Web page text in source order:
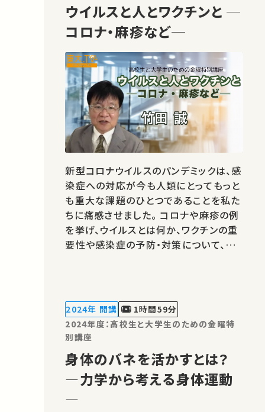
ウイルスと人とワクチンと ─
コロナ・麻疹など─
新型コロナウイルスのパンデミックは、感
染症への対応が今も人類にとってもっと
も重大な課題のひとつであることを私た
ちに痛感させました。 コロナや麻疹の例
を挙げ、ウイルスとは何か、ワクチンの重
要性や感染症の予防・対策について、一
るかもしれません。 お気に入りの講義・
講演があればSNSなどでシェア…
2024年 開講
1時間59分
2024年度：高校生と大学生のための金曜特
別講座
身体のバネを活かすとは？
―力学から考える身体運動
―